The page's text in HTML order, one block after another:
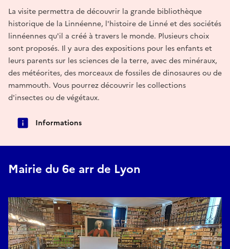
La visite permettra de découvrir la grande bibliothèque
historique de la Linnéenne, l'histoire de Linné et des sociétés
linnéennes qu'il a créé à travers le monde. Plusieurs choix
sont proposés. Il y aura des expositions pour les enfants et
leurs parents sur les sciences de la terre, avec des minéraux,
des météorites, des morceaux de fossiles de dinosaures ou de
mammouth. Vous pourrez découvrir les collections
d'insectes ou de végétaux.
Informations
Mairie du 6e arr de Lyon